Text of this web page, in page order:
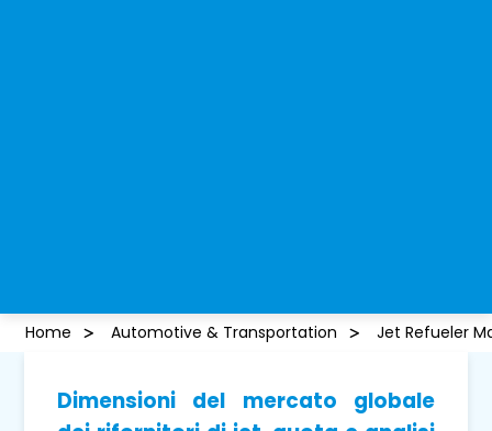
Home Automotive & Transportation Jet Refueler
Dimensioni del mercato globale